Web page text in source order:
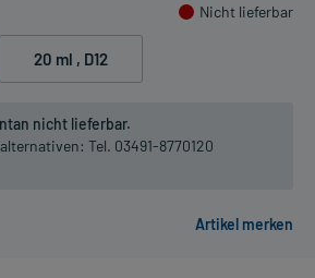
Nicht lieferbar
20 ml , D12
nicht lieferbar.
Tel. 03491-8770120